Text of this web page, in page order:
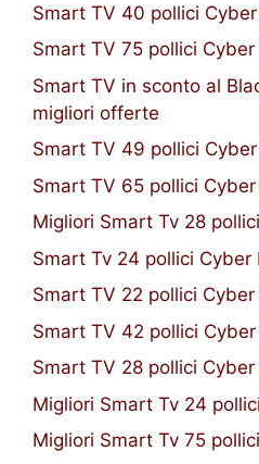
Smart TV 40 pollici
Smart TV 75 pollici
Smart TV in sconto al
migliori offerte
Smart TV 49 pollici
Smart TV 65 pollici
Migliori Smart Tv 28
Smart Tv 24 pollici Cyber
Smart TV 22 pollici
Smart TV 42 pollici
Smart TV 28 pollici
Migliori Smart Tv 24
Migliori Smart Tv 75